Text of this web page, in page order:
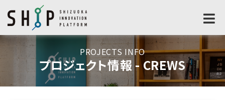
PROJECTS INFO
プロジェクト情報 - CREWS